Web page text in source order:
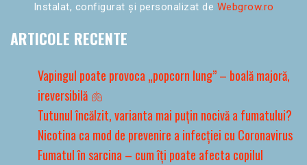
Instalat, configurat și personalizat de Webgrow.ro
ARTICOLE RECENTE
Vapingul poate provoca „popcorn lung” – boală majoră,
ireversibilă 🫁
Tutunul încălzit, varianta mai puțin nocivă a fumatului?
Nicotina ca mod de prevenire a infecției cu Coronavirus
Fumatul în sarcina – cum îți poate afecta copilul